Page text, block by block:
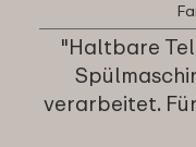
"Haltbare
verarbeitet.